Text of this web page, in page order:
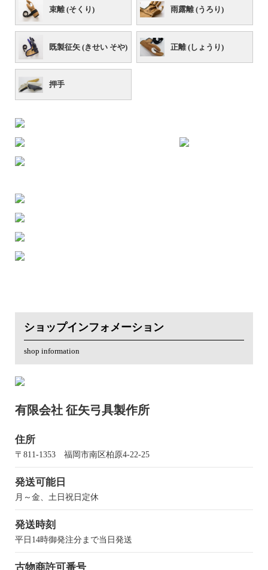
束離 (そくり) 雨露離 (うろり)
既製征矢 (きせい そや) 正離 (しょうり)
押手
ショップインフォメーション
shop information
有限会社 征矢弓具製作所
住所
〒811-1353 福岡市南区柏原4-22-25
発送可能日
月～金、土日祝日定休
発送時刻
平日14時御発注分まで当日発送
古物商許可番号